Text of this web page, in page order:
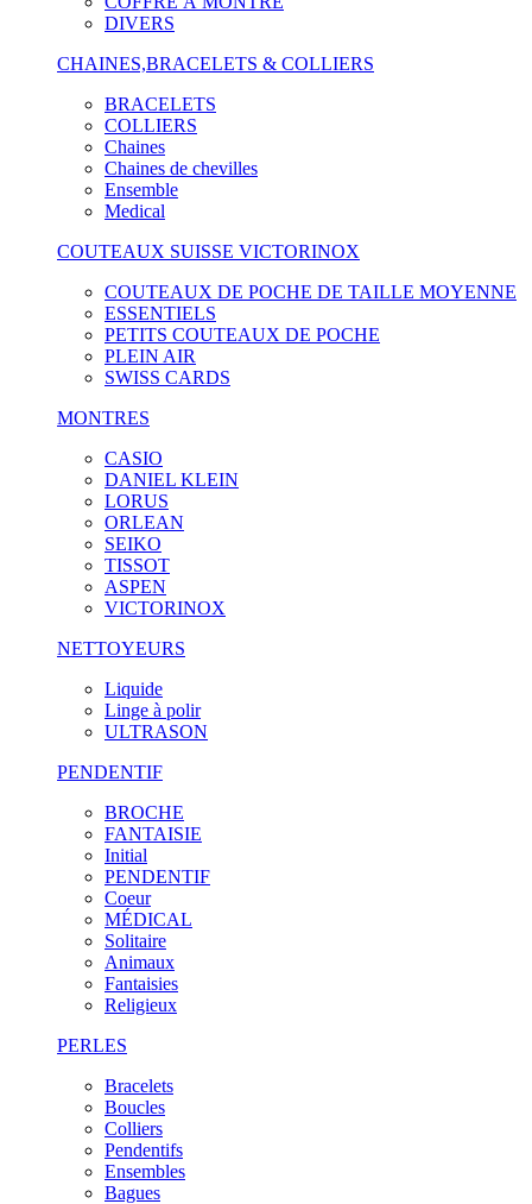
DIVERS
CHAINES,BRACELETS & COLLIERS
BRACELETS
COLLIERS
Chaines
Chaines de chevilles
Ensemble
Medical
COUTEAUX SUISSE VICTORINOX
COUTEAUX DE POCHE DE TAILLE MOYENNE
ESSENTIELS
PETITS COUTEAUX DE POCHE
PLEIN AIR
SWISS CARDS
MONTRES
CASIO
DANIEL KLEIN
LORUS
ORLEAN
SEIKO
TISSOT
ASPEN
VICTORINOX
NETTOYEURS
Liquide
Linge à polir
ULTRASON
PENDENTIF
BROCHE
FANTAISIE
Initial
PENDENTIF
Coeur
MÉDICAL
Solitaire
Animaux
Fantaisies
Religieux
PERLES
Bracelets
Boucles
Colliers
Pendentifs
Ensembles
Bagues